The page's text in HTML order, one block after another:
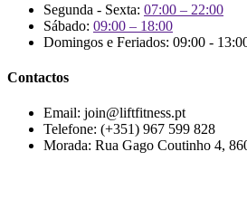
Segunda - Sexta: 07:00 – 22:00
Sábado: 09:00 – 18:00
Domingos e Feriados: 09:00 -
Contactos
Email: join@liftfitness.pt
Telefone: (+351) 967 599 828
Morada: Rua Gago Coutinho 4,